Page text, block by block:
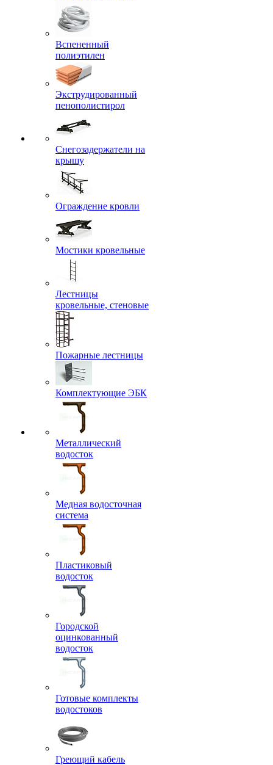
Вспененный
полиэтилен
Экструдированный
пенополистирол
Снегозадержатели на
крышу
Ограждение кровли
Мостики кровельные
Лестницы
кровельные, стеновые
Пожарные лестницы
Комплектующие ЭБК
Металлический
водосток
Медная водосточная
система
Пластиковый
водосток
Городской
оцинкованный
водосток
Готовые комплекты
водостоков
Греющий кабель